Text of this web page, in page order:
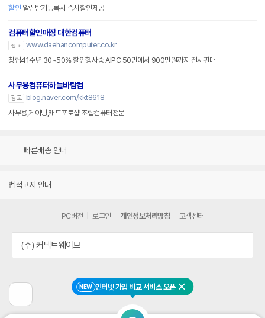
NEW 인터넷 가입 비교 서비스 오픈 닫기
할인 알림받기등록시 즉시할인제공
컴퓨터할인매장 대한컴퓨터
광고 www.daehancomputer.co.kr
창립41주년 30~50% 할인행사중 AIPC 50만에서 900만원까지 전시판매
사무용컴퓨터하늘바람컴
광고
blog.naver.com/kkt8618
사무용,게이밍,캐드포토샵 조립컴퓨터전문
빠른배송 안내
법적고지 안내
전
페
PC버전 로그인 개인정보처리방침 고객센터
(주) 커넥트웨이브